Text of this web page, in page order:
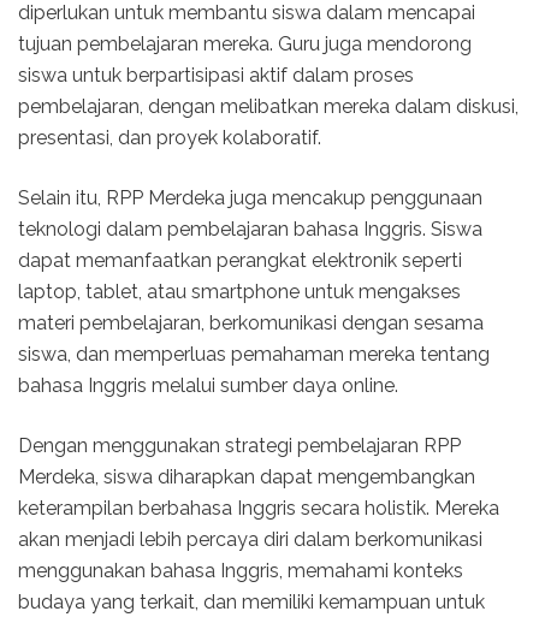
diperlukan untuk membantu siswa dalam mencapai
tujuan pembelajaran mereka. Guru juga mendorong
siswa untuk berpartisipasi aktif dalam proses
pembelajaran, dengan melibatkan mereka dalam diskusi,
presentasi, dan proyek kolaboratif.
Selain itu, RPP Merdeka juga mencakup penggunaan
teknologi dalam pembelajaran bahasa Inggris. Siswa
dapat memanfaatkan perangkat elektronik seperti
laptop, tablet, atau smartphone untuk mengakses
materi pembelajaran, berkomunikasi dengan sesama
siswa, dan memperluas pemahaman mereka tentang
bahasa Inggris melalui sumber daya online.
Dengan menggunakan strategi pembelajaran RPP
Merdeka, siswa diharapkan dapat mengembangkan
keterampilan berbahasa Inggris secara holistik. Mereka
akan menjadi lebih percaya diri dalam berkomunikasi
menggunakan bahasa Inggris, memahami konteks
budaya yang terkait, dan memiliki kemampuan untuk